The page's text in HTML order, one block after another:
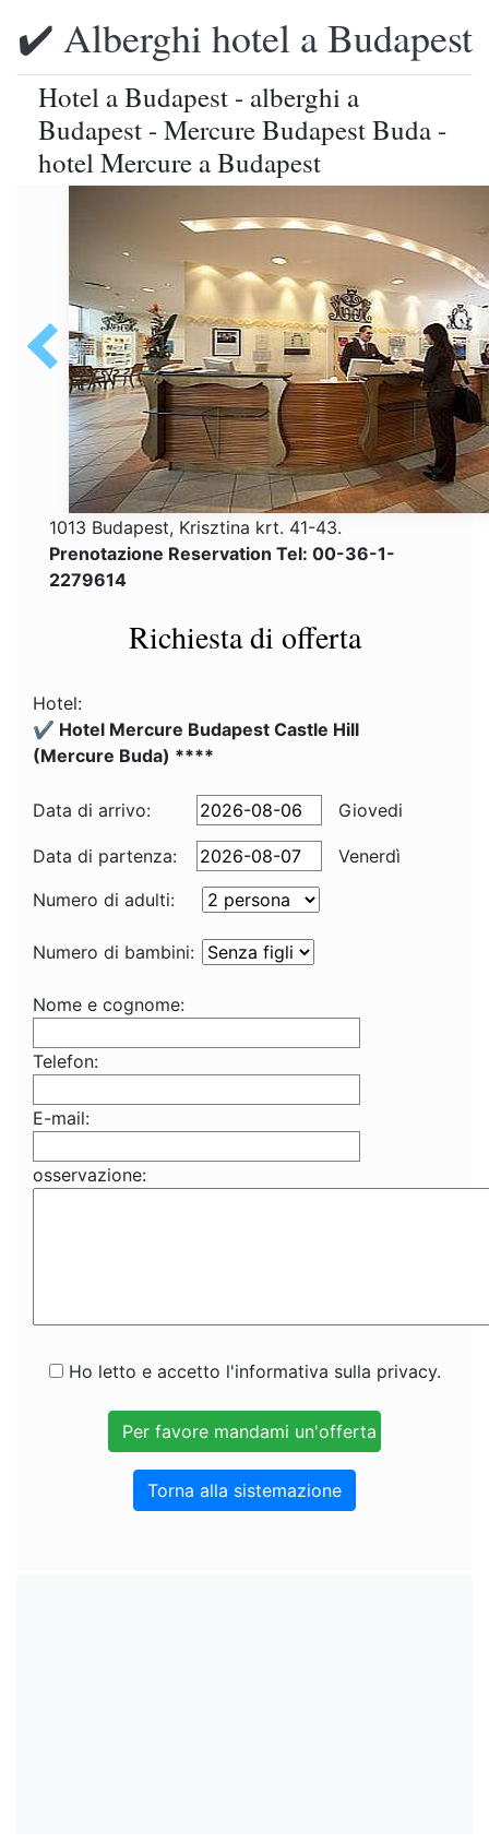
✔️ Alberghi hotel a Budapest
Hotel a Budapest - alberghi a
Budapest - Mercure Budapest Buda -
hotel Mercure a Budapest
1013 Budapest, Krisztina krt. 41-43.
Prenotazione Reservation Tel: 00-36-1-
2279614
Richiesta di offerta
Hotel:
✔️ Hotel Mercure Budapest Castle Hill
(Mercure Buda) ****
Data di arrivo: Giovedi
Data di partenza:
Venerdì
Numero di adulti:
Numero di bambini:
Nome e cognome:
Telefon:
E-mail:
osservazione:
Ho letto e accetto l'informativa sulla privacy.
Torna alla sistemazione